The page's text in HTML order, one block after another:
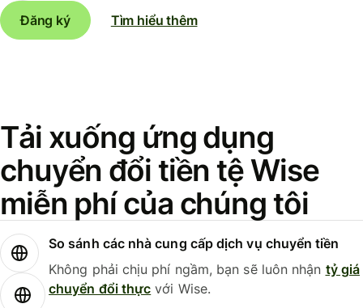
Đăng ký
Tìm hiểu thêm
Tải xuống ứng dụng
chuyển đổi tiền tệ Wise
miễn phí của chúng tôi
So sánh các nhà cung cấp dịch vụ chuyển tiền
Không phải chịu phí ngầm, bạn sẽ luôn nhận tỷ giá
chuyển đổi thực với Wise.